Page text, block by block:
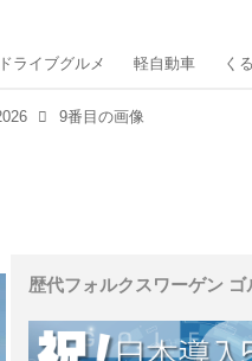
ドライブグルメ 軽自動車 く
9番目の画像
歴代フォルクスワーゲン ゴ